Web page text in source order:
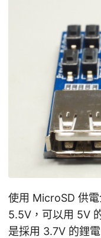
使用 MicroSD 供
5.5V，可以用 5V
是採用 3.7V 的鋰電